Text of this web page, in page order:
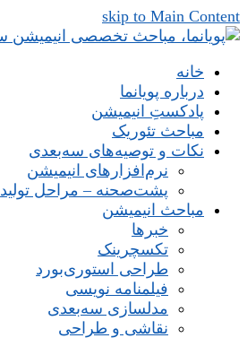
skip to Main Content
خانه
درباره پویانما
پادکستِ انیمیشن
مباحث تئوریک
نکات و توصیه‌های‌ سه‌بعدی
نرم‌افزارهای انیمیشن
پشت‌صحنه – مراحل تولید
مباحث انیمیشن
خبرها
تکسچرینک
طراحی استوری‌بورد
فیلمنامه نویسی
مدلسازی سه‌بعدی
نقاشی و طراحی